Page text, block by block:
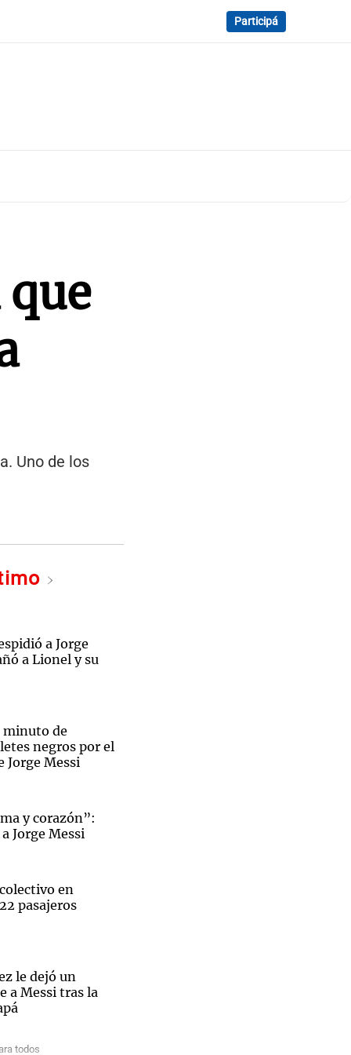
Participá
Uno de los
a Jorge
a Lionel y su
minuto de
negros por el
Jorge Messi
y corazón”:
Jorge Messi
en
pasajeros
le dejó un
a Messi tras la
todos